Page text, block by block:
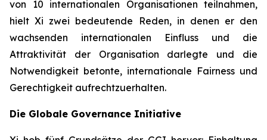
von 10 internationalen Organisationen teilnahmen,
hielt Xi zwei bedeutende Reden, in denen er den
wachsenden internationalen Einfluss und die
Attraktivität der Organisation darlegte und die
Notwendigkeit betonte, internationale Fairness und
Gerechtigkeit aufrechtzuerhalten.
Die Globale Governance Initiative